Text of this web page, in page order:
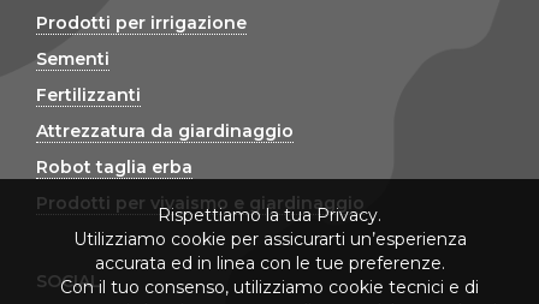
Prodotti per irrigazione
Sementi
Fertilizzanti
Attrezzatura da giardinaggio
Robot taglia erba
Prodotti per vivaismo e giardinaggio
SOCIAL
Rispettiamo la tua Privacy.
Utilizziamo cookie per assicurarti un’esperienza
accurata ed in linea con le tue preferenze.
Con il tuo consenso, utilizziamo cookie tecnici e di